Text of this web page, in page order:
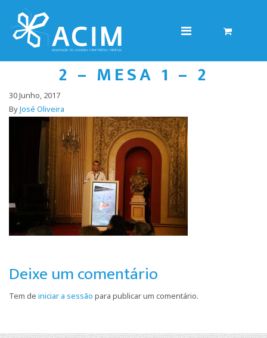
2 – MESA 1 – 2
30 Junho, 2017
ByJosé Oliveira
Deixe um comentário
Tem de iniciar a sessão para publicar um comentário.